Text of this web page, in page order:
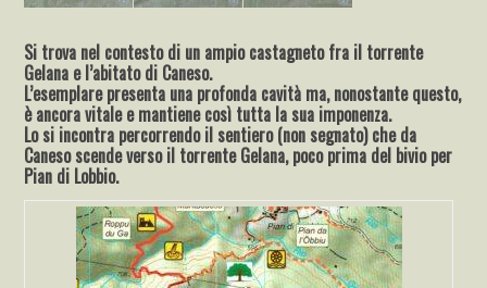
Si trova nel contesto di un ampio castagneto fra il torrente
Gelana el’abitato di Caneso.
L’esemplare presenta una profonda cavità ma, nonostante questo,
è ancora vitale e mantiene così tutta la sua imponenza.
Lo si incontra percorrendo il sentiero (non segnato) che da
Caneso scende verso il torrente Gelana, poco prima del bivio per
Pian di Lobbio.